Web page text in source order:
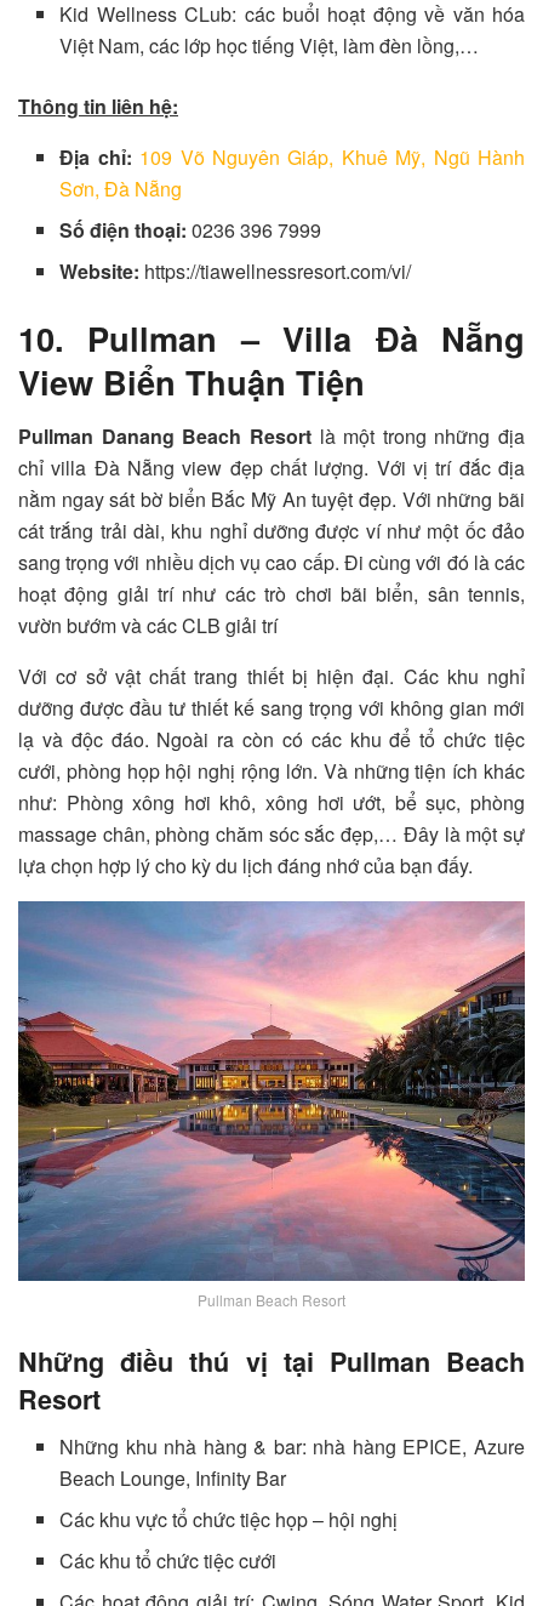
Kid Wellness CLub: các buổi hoạt động về văn hóa
Việt Nam, các lớp học tiếng Việt, làm đèn lồng,…
Thông tin liên hệ:
Địa chỉ: 109 Võ Nguyên Giáp, Khuê Mỹ, Ngũ Hành
Sơn, Đà Nẵng
Số điện thoại: 0236 396 7999
Website: https://tiawellnessresort.com/vi/
10. Pullman – Villa Đà Nẵng
View Biển Thuận Tiện
Pullman Danang Beach Resort là một trong những địa
chỉ villa Đà Nẵng view đẹp chất lượng. Với vị trí đắc địa
nằm ngay sát bờ biển Bắc Mỹ An tuyệt đẹp. Với những bãi
cát trắng trải dài, khu nghỉ dưỡng được ví như một ốc đảo
sang trọng với nhiều dịch vụ cao cấp. Đi cùng với đó là các
hoạt động giải trí như các trò chơi bãi biển, sân tennis,
vườn bướm và các CLB giải trí
Với cơ sở vật chất trang thiết bị hiện đại. Các khu nghỉ
dưỡng được đầu tư thiết kế sang trọng với không gian mới
lạ và độc đáo. Ngoài ra còn có các khu để tổ chức tiệc
cưới, phòng họp hội nghị rộng lớn. Và những tiện ích khác
như: Phòng xông hơi khô, xông hơi ướt, bể sục, phòng
massage chân, phòng chăm sóc sắc đẹp,… Đây là một sự
lựa chọn hợp lý cho kỳ du lịch đáng nhớ của bạn đấy.
Pullman Beach Resort
Những điều thú vị tại Pullman Beach
Resort
Những khu nhà hàng & bar: nhà hàng EPICE, Azure
Beach Lounge, Infinity Bar
Các khu vực tổ chức tiệc họp – hội nghị
Các khu tổ chức tiệc cưới